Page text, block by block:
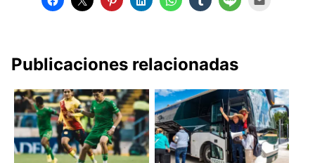
Publicaciones relacionadas